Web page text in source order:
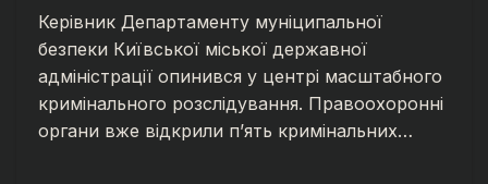
Керівник Департаменту муніципальної
безпеки Київської міської державної
адміністрації опинився у центрі масштабного
кримінального розслідування. Правоохоронні
органи вже відкрили п’ять кримінальних…